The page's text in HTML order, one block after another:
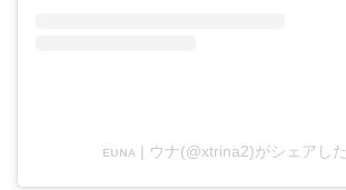
ᴇᴜɴᴀ | ウナ(@xtrina2)がシェアし